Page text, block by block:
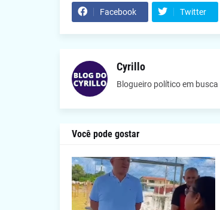
Facebook Twitter
Cyrillo
Blogueiro político em
Você pode gostar